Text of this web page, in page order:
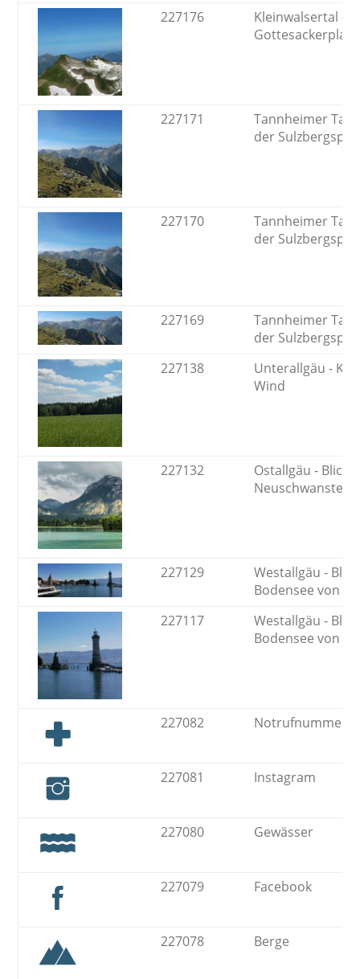
227176
Kleinwalsertal -
227171
Tannheimer Tal -
der
227170
Tannheimer Tal -
der
227169
Tannheimer Tal -
der
227138
Unterallgäu -
Wind
227132
Ostallgäu - Blick
Neuschwanstein
227129
Westallgäu -
Bodensee von
227117
Westallgäu -
Bodensee von
227082 Notrufnummern
227081 Instagram
227080 Gewässer
227079 Facebook
227078 Berge